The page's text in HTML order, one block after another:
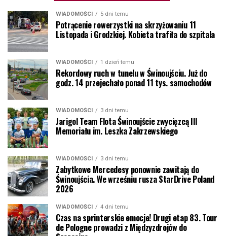
WIADOMOŚCI 5 dni temu
Potrącenie rowerzystki na skrzyżowaniu 11
Listopada i Grodzkiej. Kobieta trafiła do szpitala
WIADOMOŚCI 1 dzień temu
Rekordowy ruch w tunelu w Świnoujściu. Już do
godz. 14 przejechało ponad 11 tys. samochodów
WIADOMOŚCI 3 dni temu
Jarigol Team Flota Świnoujście zwycięzcą III
Memoriału im. Leszka Zakrzewskiego
WIADOMOŚCI 3 dni temu
Zabytkowe Mercedesy ponownie zawitają do
Świnoujścia. We wrześniu rusza StarDrive Poland
2026
WIADOMOŚCI 4 dni temu
Czas na sprinterskie emocje! Drugi etap 83. Tour
de Pologne prowadzi z Międzyzdrojów do